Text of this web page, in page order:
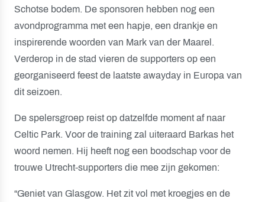
Schotse bodem. De sponsoren hebben nog een
avondprogramma met een hapje, een drankje en
inspirerende woorden van Mark van der Maarel.
Verderop in de stad vieren de supporters op een
georganiseerd feest de laatste awayday in Europa van
dit seizoen.
De spelersgroep reist op datzelfde moment af naar
Celtic Park. Voor de training zal uiteraard Barkas het
woord nemen. Hij heeft nog een boodschap voor de
trouwe Utrecht-supporters die mee zijn gekomen:
“Geniet van Glasgow. Het zit vol met kroegjes en de